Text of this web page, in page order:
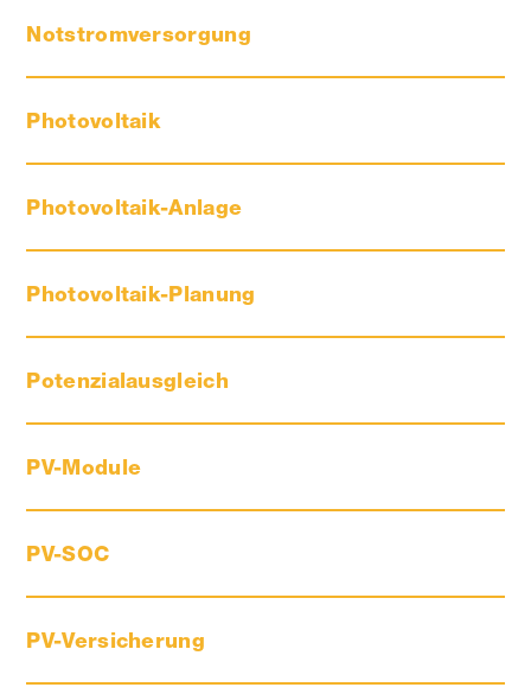
Notstromversorgung
Photovoltaik
Photovoltaik-Anlage
Photovoltaik-Planung
Potenzialausgleich
PV-Module
PV-SOC
PV-Versicherung